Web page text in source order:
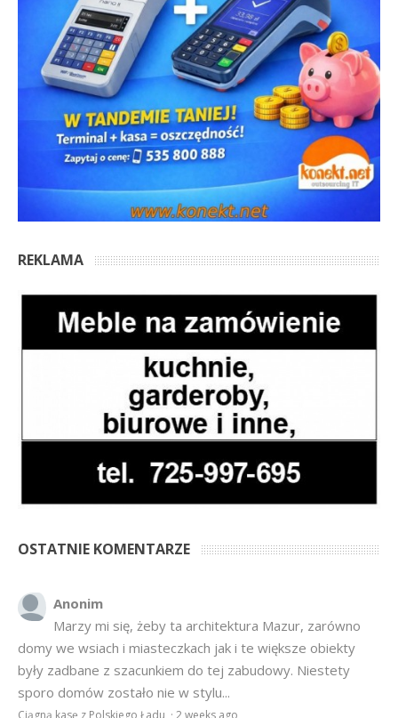
REKLAMA
OSTATNIE KOMENTARZE
Anonim
Marzy mi się, żeby ta architektura Mazur, zarówno
domy we wsiach i miasteczkach jak i te większe obiekty
były zadbane z szacunkiem do tej zabudowy. Niestety
sporo domów zostało nie w stylu...
Ciągną kasę z Polskiego Ładu · 2 weeks ago